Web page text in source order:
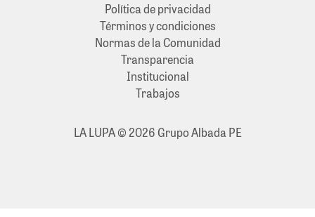
Política de privacidad
Términos y condiciones
Normas de la Comunidad
Transparencia
Institucional
Trabajos
LA LUPA © 2026 Grupo Albada PE